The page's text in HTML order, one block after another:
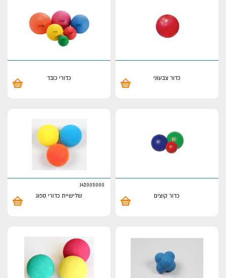
כדור צבעוני כדורי כובד
כדור קוצים
142005000
שלישיית כדורי ספוג